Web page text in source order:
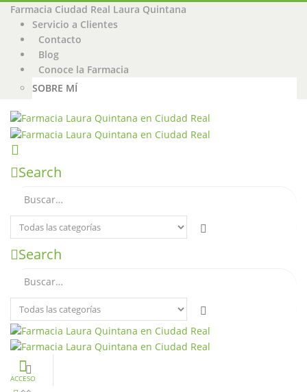
Farmacia Ciudad Real Laura Quintana
Servicio a Clientes
Contacto
Blog
Conoce la Farmacia
SOBRE MÍ
Search
Search
ACCESO